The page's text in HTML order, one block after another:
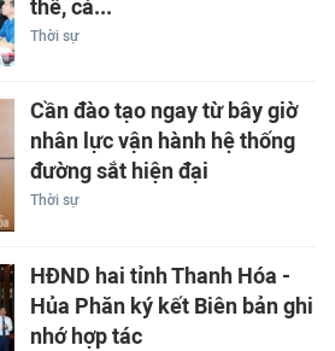
thể, cá...
Thời sự
Cần đào tạo ngay từ bây giờ
nhân lực vận hành hệ thống
đường sắt hiện đại
Thời sự
HĐND hai tỉnh Thanh Hóa -
Hủa Phăn ký kết Biên bản ghi
nhớ hợp tác